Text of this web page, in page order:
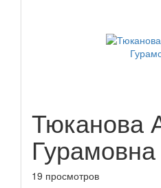
Тюканова
Гурамовна
19 просмотров